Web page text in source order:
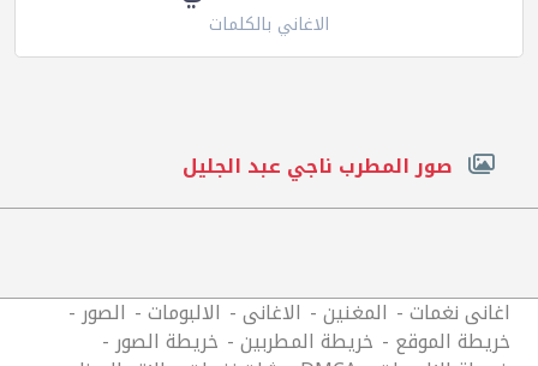
الاغاني بالكلمات
صور المطرب ناجي عبد الجليل
اغانى نغمات المغنين الاغانى الالبومات الصور
خريطة الموقع خريطة المطربين خريطة الصور